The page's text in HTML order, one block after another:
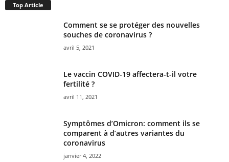
Top Article
Comment se se protéger des nouvelles
souches de coronavirus ?
avril 5, 2021
Le vaccin COVID-19 affectera-t-il votre
fertilité ?
avril 11, 2021
Symptômes d’Omicron: comment ils se
comparent à d’autres variantes du
coronavirus
janvier 4, 2022